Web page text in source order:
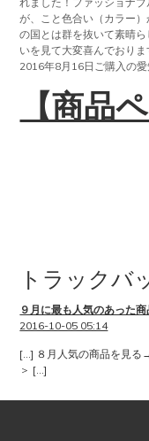
が、こと色合い（カラー
の国とは群を抜いて素晴
いを見て大変喜んでおりま
2016年8月16日ご購入の
【商品
トラックバ
９月に最も人気のあった
2016-10-05 05:14
[…] ８月人気の商品を見
＞ […]